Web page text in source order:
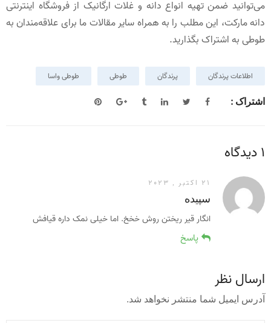
می‌توانید ضمن تهیه انواع دانه و غلات ارگانیک از فروشگاه اینترنتی
دانه مارکت، این مطلب را به همراه سایر مقالات ما برای علاقه‌مندان به
طوطی به اشتراک بگذارید.
اطلاعات پرندگان پرندگان طوطی طوطی واسا
اشتراک :
1 دیدگاه
21 اکتبر , 2023
سپیده
انگار قیر ریختن روش خخخ. اما خیلی نمک داره قیافش
پاسخ
ارسال نظر
آدرس ایمیل شما منتشر نخواهد شد.